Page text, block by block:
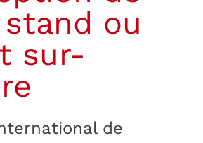
ou
sur-
de